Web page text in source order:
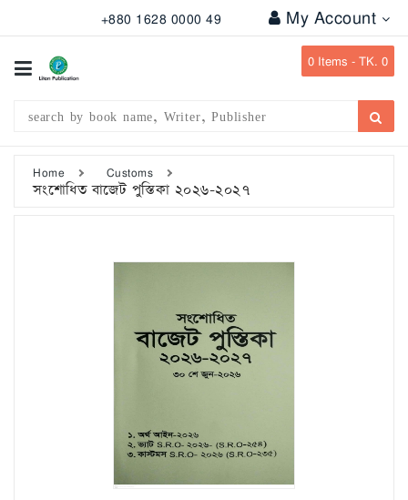
+880 1628 0000 49 My Account
0 Items -TK. 0
Categories
Publication
Home Customs
সংশোধিত বাজেট পুস্তিকা ২০২৬-২০২৭